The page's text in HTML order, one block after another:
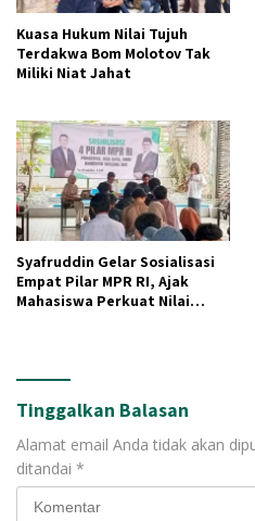
Kuasa Hukum Nilai Tujuh
Terdakwa Bom Molotov Tak
Miliki Niat Jahat
Syafruddin Gelar Sosialisasi
Empat Pilar MPR RI, Ajak
Mahasiswa Perkuat Nilai
Tinggalkan Balasan
Alamat email Anda tidak akan
ditandai *